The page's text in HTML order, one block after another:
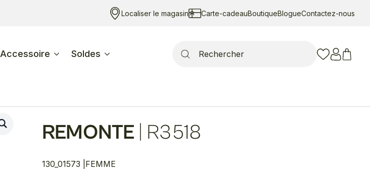
Localiser le magasin Carte-cadeauBoutiqueBlogueContactez-nous
Accessoire Soldes
for:
REMONTE R3518
130_01573 | FEMME